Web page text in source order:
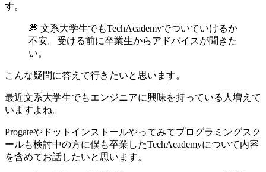
す。
💭 文系大学生でもTechAcademyでついていけるか
不安。受ける前に卒業生からアドバイスが聞きた
い。
こんな疑問に答えて行きたいと思います。
最近文系大学生でもエンジニアに興味を持っている人増えて
いますよね。
Progateやドットインストールやってみてプログラミングスク
ールも検討中の方に僕も卒業したTechAcademyについて内容
を含めてお話したいと思います。